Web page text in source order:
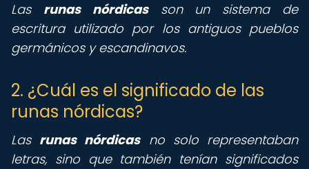
Las runas nórdicasson un sistema de
escritura utilizado por los antiguos pueblos
germánicos y escandinavos.
2. ¿Cuál es el significado de las
runas nórdicas?
Las runas nórdicasno solo representaban
letras, sino que también tenían significados